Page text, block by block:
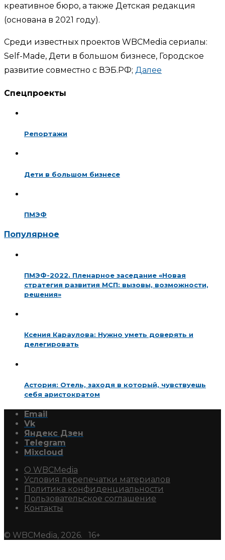
креативное бюро, а также Детская редакция
(основана в 2021 году).
Среди известных проектов WBCMedia сериалы:
Self-Made, Дети в большом бизнесе, Городское
развитие совместно с ВЭБ.РФ; Далее
Спецпроекты
Репортажи
Дети в большом бизнесе
ПМЭФ
Популярное
ПМЭФ-2022. Пленарное заседание «Новая
стратегия развития МСП: вызовы, возможности,
решения»
Ксения Караулова: Нужно уметь доверять и
делегировать
Астория: Отель, заходя в который, чувствуешь
себя аристократом
Email
Vk
Яндекс Дзен
Telegram
Mixcloud
О WBCMedia
Условия перепечатки материалов
Политика конфиденциальности
Пользовательское соглашение
Контакты
© WBCMedia, 2026. 16+